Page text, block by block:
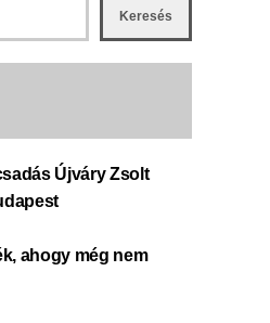
Keresés
Újváry Zsolt
ahogy még nem